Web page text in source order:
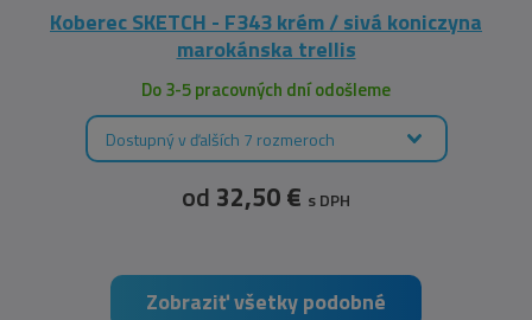
Koberec SKETCH - F343 krém / sivá koniczyna
marokánska trellis
Do 3-5 pracovných dní odošleme
Dostupný v ďalších 7 rozmeroch
od 32,50 € s DPH
Zobraziť všetky podobné